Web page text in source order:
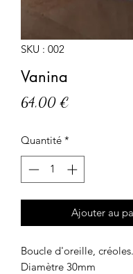
SKU : 002
Vanina
64,00 €
Quantité *
Ajouter au
Boucle d'oreille, créoles.
Diamètre 30mm